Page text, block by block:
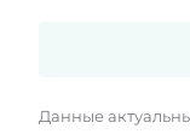
Данные